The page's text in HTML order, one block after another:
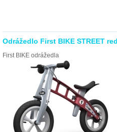
Odrážedlo First BIKE STREET
First BIKE odrážedla